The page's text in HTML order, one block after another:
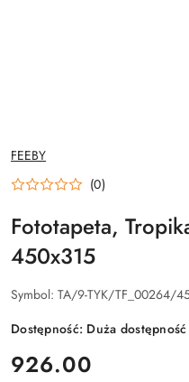
NAZWA
PRODUCENTA:
FEEBY
(0)
Fototapeta,
450x315
Symbol: TA/9-TYK/TF_00264/
Dostępność: Duża dostępność
cena:
926.00